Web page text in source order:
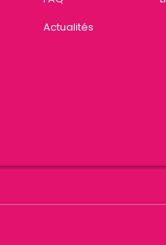
Actualités